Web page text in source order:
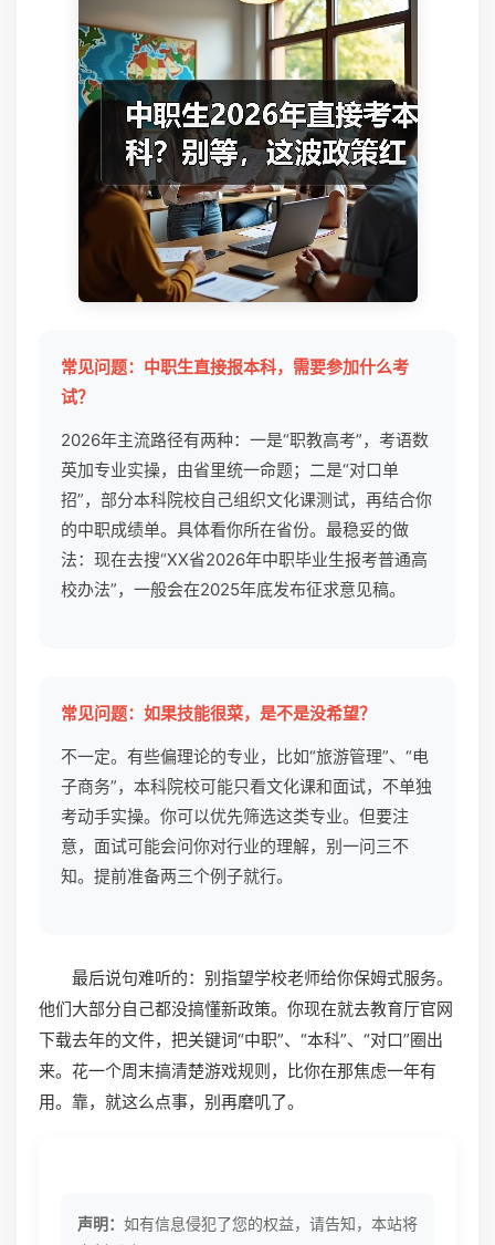
常见问题：中职生直接报本科，需要参加什么考
试？
2026年主流路径有两种：一是“职教高考”，考语数
英加专业实操，由省里统一命题；二是“对口单
招”，部分本科院校自己组织文化课测试，再结合你
的中职成绩单。具体看你所在省份。最稳妥的做
法：现在去搜“XX省2026年中职毕业生报考普通高
校办法”，一般会在2025年底发布征求意见稿。
常见问题：如果技能很菜，是不是没希望？
不一定。有些偏理论的专业，比如“旅游管理”、“电
子商务”，本科院校可能只看文化课和面试，不单独
考动手实操。你可以优先筛选这类专业。但要注
意，面试可能会问你对行业的理解，别一问三不
知。提前准备两三个例子就行。
最后说句难听的：别指望学校老师给你保姆式服务。
他们大部分自己都没搞懂新政策。你现在就去教育厅官网
下载去年的文件，把关键词“中职”、“本科”、“对口”圈出
来。花一个周末搞清楚游戏规则，比你在那焦虑一年有
用。靠，就这么点事，别再磨叽了。
声明： 如有信息侵犯了您的权益，请告知，本站将